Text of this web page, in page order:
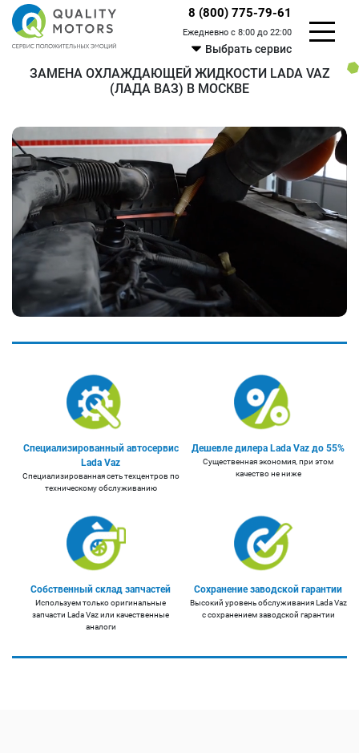
8 (800) 775-79-61
Ежедневно с 8:00 до 22:00
Выбрать сервис
ЗАМЕНА ОХЛАЖДАЮЩЕЙ ЖИДКОСТИ LADA VAZ
(ЛАДА ВАЗ) В МОСКВЕ
Специализированный автосервис
Lada Vaz
Специализированная сеть техцентров по
техническому обслуживанию
Дешевле дилера Lada Vaz до 55%
Существенная экономия, при этом
качество не ниже
Собственный склад запчастей
Используем только оригинальные
запчасти Lada Vaz или качественные
аналоги
Сохранение заводской гарантии
Высокий уровень обслуживания Lada Vaz
с сохранением заводской гарантии